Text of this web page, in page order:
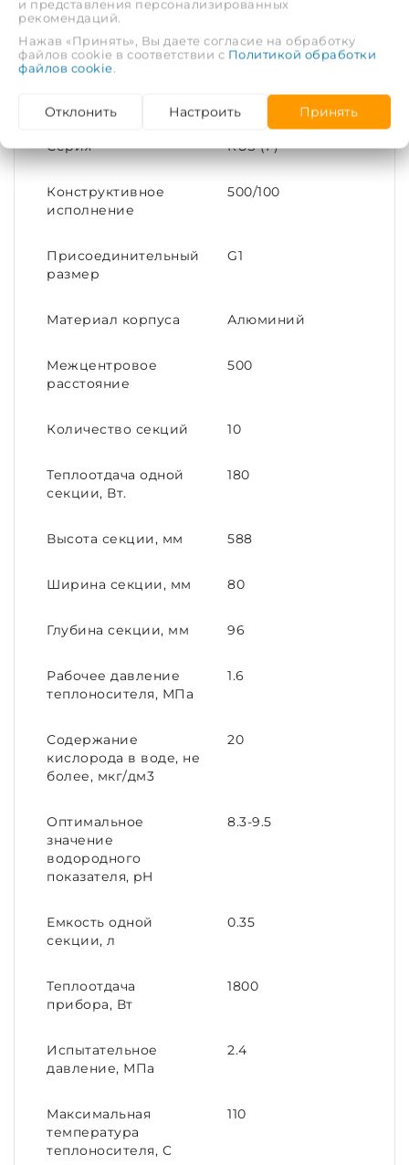
Состав поставки:
Радиатор в упаковке- 1 шт.
Паспорт с гарантийным талоном- 1 шт.
ХАРАКТЕРИСТИКИ
Серия RUS (F)
Конструктивное
исполнение
500/100
Присоединительный
размер
G1
Материал корпуса Алюминий
Межцентровое
расстояние
500
Количество секций 10
Теплоотдача одной
секции, Вт.
180
Высота секции, мм 588
Ширина секции, мм 80
Глубина секции, мм 96
Рабочее давление
теплоносителя, МПа
1.6
Содержание
кислорода в воде, не
более, мкг/дм3
20
Оптимальное
значение
водородного
показателя, pH
8.3-9.5
Емкость одной
секции, л
0.35
Теплоотдача
прибора, Вт
1800
Испытательное
давление, МПа
2.4
Максимальная
температура
теплоносителя, C
110
и представления персонализированных
рекомендаций.
Нажав «Принять», Вы даете согласие на обработку
файлов cookie в соответствии с Политикой обработки
файлов cookie.
Отклонить Настроить Принять